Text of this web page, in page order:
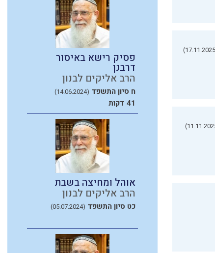
פסיק רישא באיסור
דרבנן
הרב אליקים לבנון
ח סיון התשפד (14.06.2024)
41 דקות
אוהל ומחיצה בשבת
הרב אליקים לבנון
כט סיון התשפד (05.07.2024)